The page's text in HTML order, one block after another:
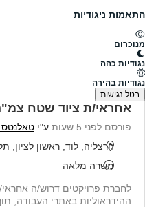
התאמות ניגודיות
מנוכרום
נגודיות כהה
נגודיות בהירה
בטל נגישות
פרופיל חברה
להלן כל המשרות
נמצאו 10 משרות
אחראי/ת ציוד שטח
פורסם לפני 5 שעות ע"י
הרצליה, לוד, ראשון לציון,
משרה מלאה
לחברת פרויקטים דרוש/ה
ההידראוליות באתרי העבודה,